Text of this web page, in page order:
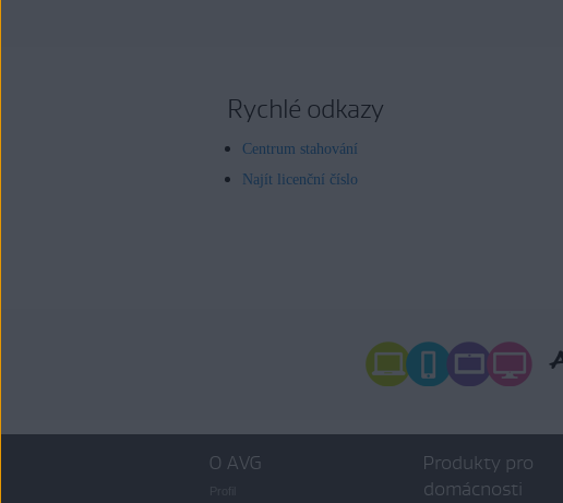
Rychlé odkazy
Centrum stahování
Najít licenční číslo
O AVG
Produkty pro
domácnosti